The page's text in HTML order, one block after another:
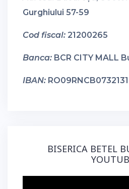
Gurghiului 57-59
Cod fiscal: 21200265
Banca: BCR CITY MALL
IBAN:
BISERICA BETEL